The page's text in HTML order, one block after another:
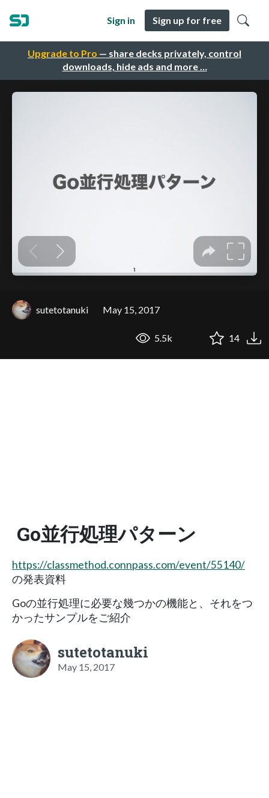
Upgrade to Pro — share decks privately, control
downloads, hide ads and more …
Sign in Sign up for free
sutetotanuki May 15, 2017
5.5k 14
Go並行処理パターン
https://classmethod.connpass.com/event/55140/
の発表資料
Goの並行処理に必要な幾つかの機能と、それをつ
かったサンプルをご紹介
sutetotanuki
May 15, 2017